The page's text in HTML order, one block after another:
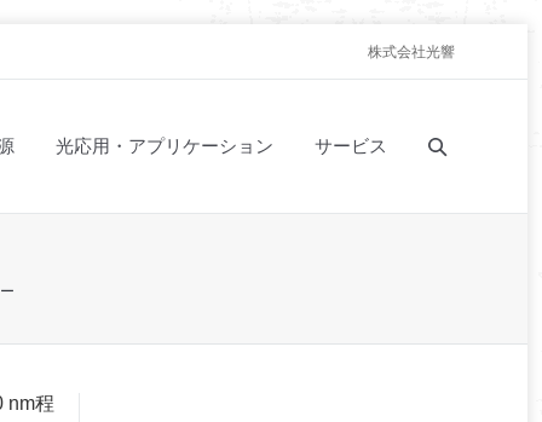
株式会社光響
光応用・アプリケーション サービス
nm程